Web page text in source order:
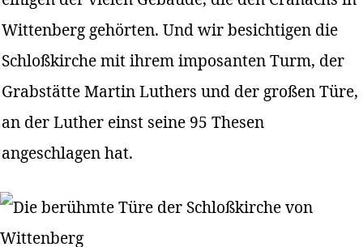
Wittenberg gehörten. Und wir besichtigen die
Schloßkirche mit ihrem imposanten Turm, der
Grabstätte Martin Luthers und der großen Türe,
an der Luther einst seine 95 Thesen
angeschlagen hat.